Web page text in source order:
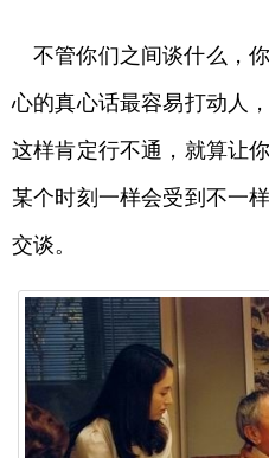
不管你们之间谈什么，
心的真心话最容易打动人
这样肯定行不通，就算让
某个时刻一样会受到不一
交谈。